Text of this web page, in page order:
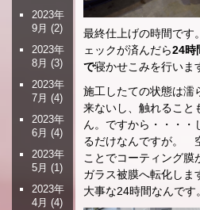
最終仕上げの時間です
ェックが済んだら24時
で寝かせこみを行いま
施工したての状態は濡
来ないし、触れること
ん。ですから・・・・
るだけなんですが。
ことでコーティング膜
ガラス被膜へ転化しま
大事な24時間なんです
2023年
9月 (2)
2023年
8月 (3)
2023年
7月 (4)
2023年
6月 (4)
2023年
5月 (1)
2023年
4月 (4)